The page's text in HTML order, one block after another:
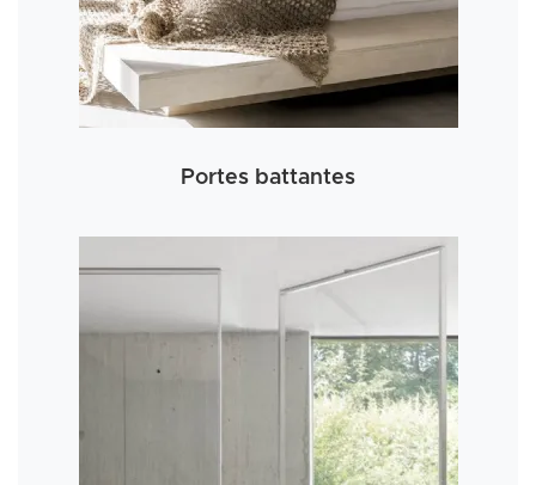
Portes battantes